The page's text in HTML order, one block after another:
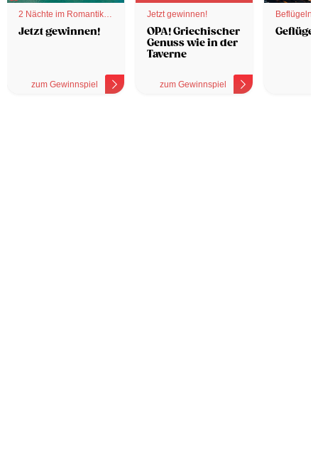
2 Nächte im Romantik
Hotel
Jetzt gewinnen!
zum Gewinnspiel
Jetzt gewinnen!
OPA! Griechischer
Genuss wie in der
Taverne
zum Gewinnspiel